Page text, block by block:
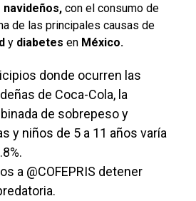
con el consumo de
de las principales causas de
y diabetes en México.
donde ocurren las
de Coca-Cola, la
de sobrepeso y
y niños de 5 a 11 años varía
a @COFEPRIS detener